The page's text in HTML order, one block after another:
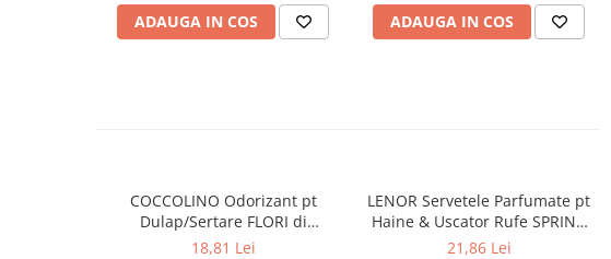
Ingrijirea parului
Balsam de par
ADAUGA IN COS ADAUGA IN COS
COCCOLINO Odorizant pt
Dulap/Sertare FLORI di
PRIMAVERA 3 buc
18,81 Lei
LENOR Servetele Parfumate pt
Haine & Uscator Rufe SPRING
AWAKENING 34 buc
21,86 Lei